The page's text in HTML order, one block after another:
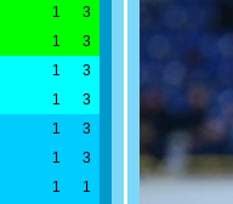
1
3
1
3
1
3
1
3
1
3
1
3
1
1